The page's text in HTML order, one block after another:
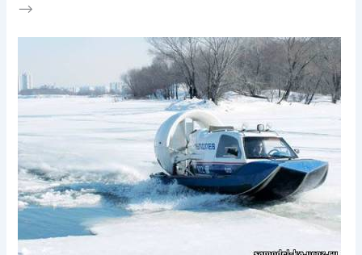
—>